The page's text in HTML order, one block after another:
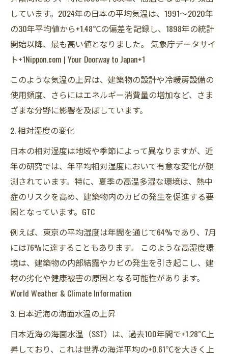
しています。​2024年の日本の平均気温は、1991～2020年
の30年平均値から+1.48℃の偏差を記録し、1898年の統計
開始以降、最も高い値となりました。 ​気象庁データサイ
ト+1Nippon.com | Your Doorway to Japan+1
このような気温の上昇は、建築物の設計や冷暖房設備の
使用頻度、さらにはエネルギー消費量の増加など、さま
ざまな分野に影響を及ぼしています。​
2. 相対湿度の変化
日本の相対湿度は地域や季節によって異なりますが、近
年の研究では、年平均相対湿度において有意な変化が観
測されています。​特に、夏季の高温多湿な環境は、熱中
症のリスクを高め、建築物内のカビの発生を促進する要
因となっています。​GTC
例えば、東京の平均湿度は年間を通じて64%であり、7月
には76%に達することもあります。 ​このような高湿度環
境は、建築物の内部結露やカビの発生を引き起こし、建
材の劣化や健康被害の原因となる可能性があります。​
World Weather & Climate Information
3. 日本近海の海面水温の上昇
日本近海の海面水温（SST）は、過去100年間で+1.28℃上
昇しており、これは世界の海洋平均の+0.61℃を大きく上